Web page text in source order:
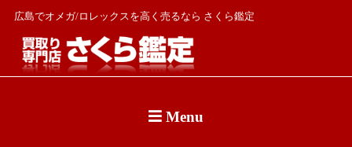
広島でオメガ/ロレックスを高く売るなら さくら鑑定
Menu